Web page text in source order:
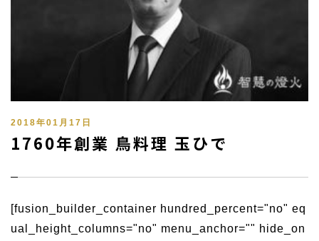
2018年01月17日
1760年創業 鳥料理 玉ひで
[fusion_builder_container hundred_percent="no" eq
ual_height_columns="no" menu_anchor="" hide_on